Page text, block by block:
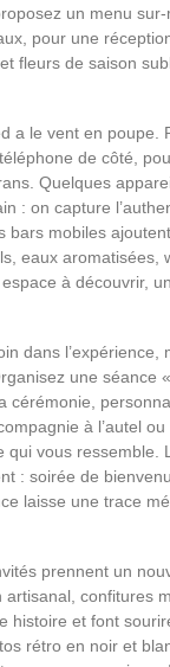
un menu
pour une
fleurs de saison
a le vent en poupe.
de côté,
Quelques
: on capture
bars mobiles
eaux aromatisées,
à découvrir,
dans l’expérience,
une séance
cérémonie,
à l’autel
qui vous ressemble.
: soirée de
laisse une trace
prennent un
artisanal, confitures
histoire et font
rétro en noir et